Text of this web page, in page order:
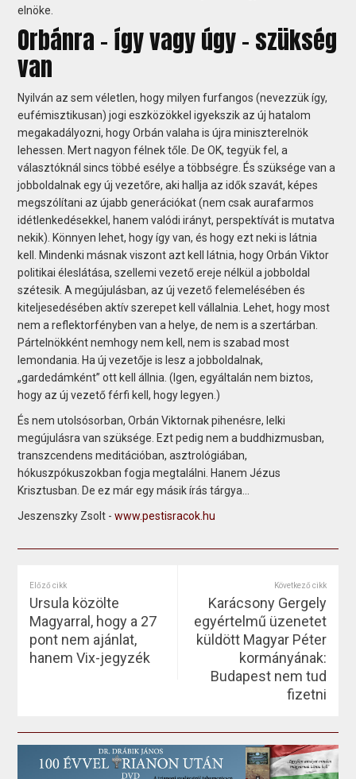
elnöke.
Orbánra - így vagy úgy - szükség
van
Nyilván az sem véletlen, hogy milyen furfangos (nevezzük így,
eufémisztikusan) jogi eszközökkel igyekszik az új hatalom
megakadályozni, hogy Orbán valaha is újra miniszterelnök
lehessen. Mert nagyon félnek tőle. De OK, tegyük fel, a
választóknál sincs többé esélye a többségre. És szüksége van a
jobboldalnak egy új vezetőre, aki hallja az idők szavát, képes
megszólítani az újabb generációkat (nem csak aurafarmos
idétlenkedésekkel, hanem valódi irányt, perspektívát is mutatva
nekik). Könnyen lehet, hogy így van, és hogy ezt neki is látnia
kell. Mindenki másnak viszont azt kell látnia, hogy Orbán Viktor
politikai éleslátása, szellemi vezető ereje nélkül a jobboldal
szétesik. A megújulásban, az új vezető felemelésében és
kiteljesedésében aktív szerepet kell vállalnia. Lehet, hogy most
nem a reflektorfényben van a helye, de nem is a szertárban.
Pártelnökként nemhogy nem kell, nem is szabad most
lemondania. Ha új vezetője is lesz a jobboldalnak,
„gardedámként” ott kell állnia. (Igen, egyáltalán nem biztos,
hogy az új vezető férfi kell, hogy legyen.)
És nem utolsósorban, Orbán Viktornak pihenésre, lelki
megújulásra van szüksége. Ezt pedig nem a buddhizmusban,
transzcendens meditációban, asztrológiában,
hókuszpókuszokban fogja megtalálni. Hanem Jézus
Krisztusban. De ez már egy másik írás tárgya...
Jeszenszky Zsolt -www.pestisracok.hu
Előző cikk
Ursula közölte
Magyarral, hogy a 27
pont nem ajánlat,
hanem Vix-jegyzék
Következő cikk
Karácsony Gergely
egyértelmű üzenetet
küldött Magyar Péter
kormányának:
Budapest nem tud
fizetni